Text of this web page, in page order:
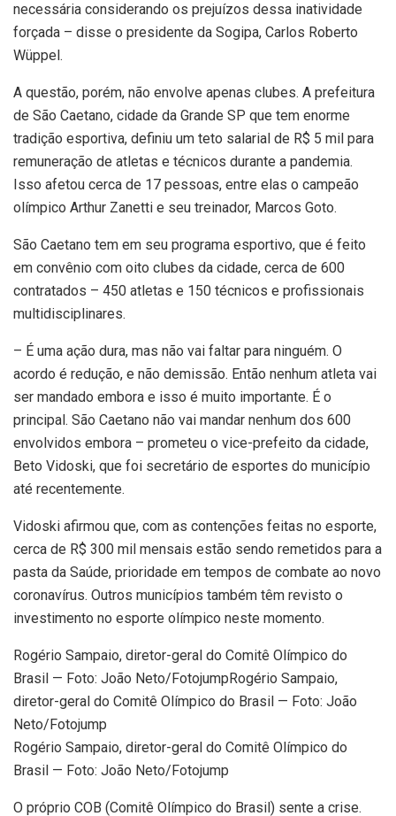
necessária considerando os prejuízos dessa inatividade
forçada – disse o presidente da Sogipa, Carlos Roberto
Wüppel.
A questão, porém, não envolve apenas clubes. A prefeitura
de São Caetano, cidade da Grande SP que tem enorme
tradição esportiva, definiu um teto salarial de R$ 5 mil para
remuneração de atletas e técnicos durante a pandemia.
Isso afetou cerca de 17 pessoas, entre elas o campeão
olímpico Arthur Zanetti e seu treinador, Marcos Goto.
São Caetano tem em seu programa esportivo, que é feito
em convênio com oito clubes da cidade, cerca de 600
contratados – 450 atletas e 150 técnicos e profissionais
multidisciplinares.
– É uma ação dura, mas não vai faltar para ninguém. O
acordo é redução, e não demissão. Então nenhum atleta vai
ser mandado embora e isso é muito importante. É o
principal. São Caetano não vai mandar nenhum dos 600
envolvidos embora – prometeu o vice-prefeito da cidade,
Beto Vidoski, que foi secretário de esportes do município
até recentemente.
Vidoski afirmou que, com as contenções feitas no esporte,
cerca de R$ 300 mil mensais estão sendo remetidos para a
pasta da Saúde, prioridade em tempos de combate ao novo
coronavírus. Outros municípios também têm revisto o
investimento no esporte olímpico neste momento.
Rogério Sampaio, diretor-geral do Comitê Olímpico do
Brasil — Foto: João Neto/FotojumpRogério Sampaio,
diretor-geral do Comitê Olímpico do Brasil — Foto: João
Neto/Fotojump
Rogério Sampaio, diretor-geral do Comitê Olímpico do
Brasil — Foto: João Neto/Fotojump
O próprio COB (Comitê Olímpico do Brasil) sente a crise.